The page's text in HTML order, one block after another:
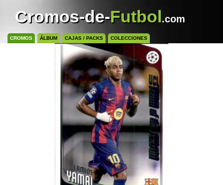
Cromos-de-Futbol.com
CROMOS ÁLBUM CAJAS / PACKS COLECCIONES